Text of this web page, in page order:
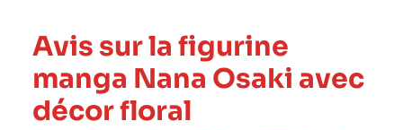
Avis sur la figurine
manga Nana Osaki avec
décor floral